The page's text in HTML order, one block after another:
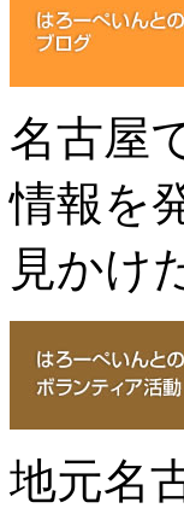
名古屋
情報を
見かけ
地元名